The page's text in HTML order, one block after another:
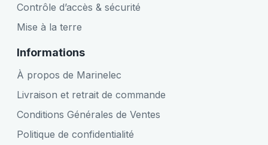
Contrôle d’accès & sécurité
Mise à la terre
Informations
À propos de Marinelec
Livraison et retrait de commande
Conditions Générales de Ventes
Politique de confidentialité